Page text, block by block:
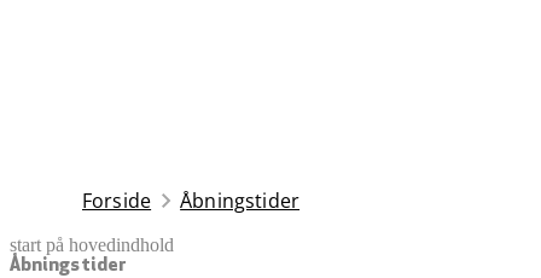
Forside Åbningstider
start på hovedindhold
Åbningstider
senest opdateret 25. november 2025